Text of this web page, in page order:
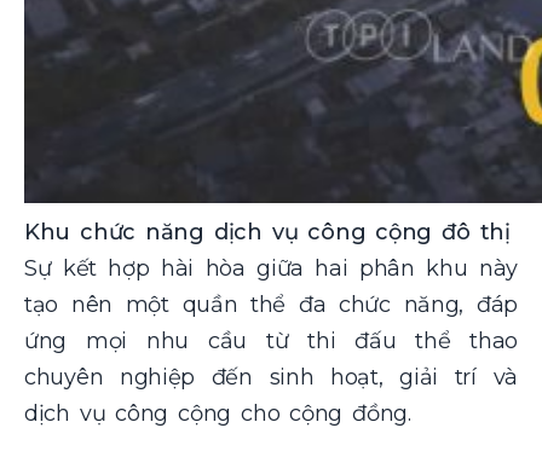
Khu chức năng dịch vụ công cộng đô thị
Sự kết hợp hài hòa giữa hai phân khu này
tạo nên một quần thể đa chức năng, đáp
ứng mọi nhu cầu từ thi đấu thể thao
chuyên nghiệp đến sinh hoạt, giải trí và
dịch vụ công cộng cho cộng đồng.